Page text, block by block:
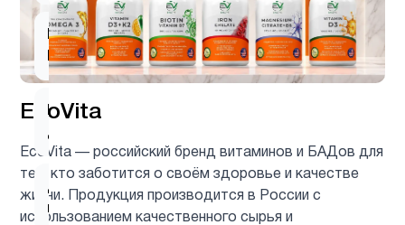
EcoVita
EcoVita — российский бренд витаминов и БАДов для
тех, кто заботится о своём здоровье и качестве
жизни. Продукция производится в России с
использованием качественного сырья и
Витамин
D3
3
Витамин
д3
Деятельность
1